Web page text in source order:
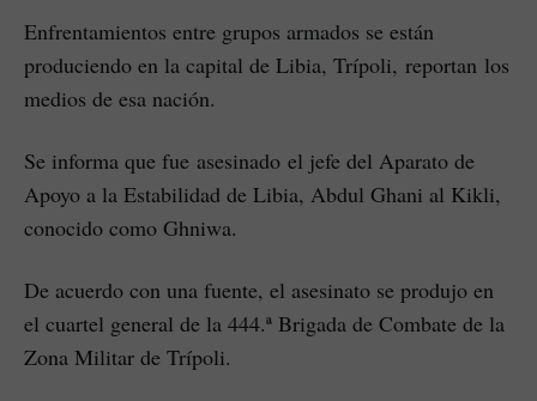
Enfrentamientos entre grupos armados se están
produciendo en la capital de Libia, Trípoli, reportan los
medios de esa nación.
Se informa que fue asesinado el jefe del Aparato de
Apoyo a la Estabilidad de Libia, Abdul Ghani al Kikli,
conocido como Ghniwa.
De acuerdo con una fuente, el asesinato se produjo en
el cuartel general de la 444.ª Brigada de Combate de la
Zona Militar de Trípoli.